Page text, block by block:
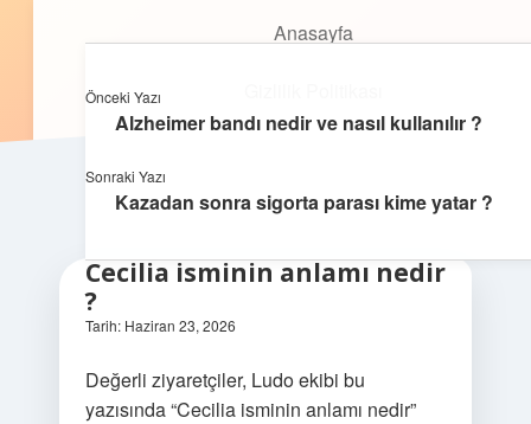
Anasayfa
Hakkımızda
Cecilia isminin anlamı nedir
?
Tarih: Haziran 23, 2026
Değerli ziyaretçiler, Ludo ekibi bu
yazısında “Cecilia isminin anlamı nedir”
Önceki Yazı
Alzheimer bandı nedir ve nasıl kullanılır ?
Sonraki Yazı
Kazadan sonra sigorta parası kime yatar ?
Anasayfa
Yasal Uyarı